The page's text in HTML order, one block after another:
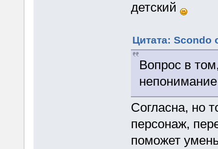
детский
Цитата: Scondo
Вопрос в
Согласна, но
персонаж,
поможет